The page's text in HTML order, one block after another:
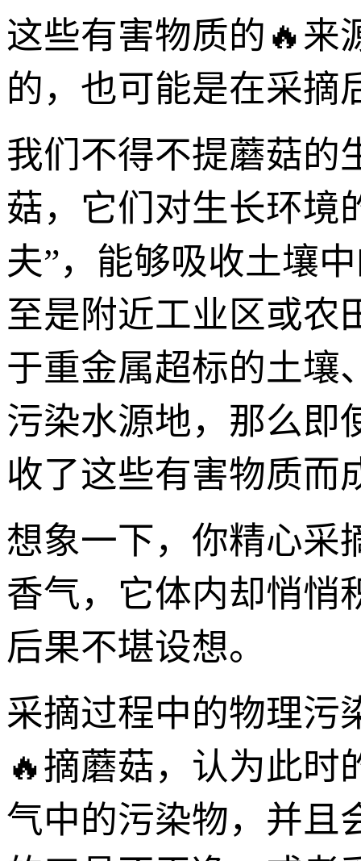
这些有害物质的🔥来
的，也可能是在采摘
我们不得不提蘑菇的
菇，它们对生长环境
夫”，能够吸收土壤
至是附近工业区或农
于重金属超标的土壤
污染水源地，那么即
收了这些有害物质而
想象一下，你精心采
香气，它体内却悄悄
后果不堪设想。
采摘过程中的物理污
🔥摘蘑菇，认为此时
气中的污染物，并且